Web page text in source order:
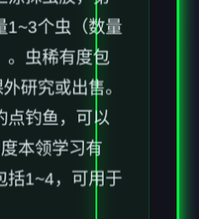
1~3个虫（数量
。虫稀有度包
研究或出售。
点钓鱼，可以
本领学习有
括1~4，可用于